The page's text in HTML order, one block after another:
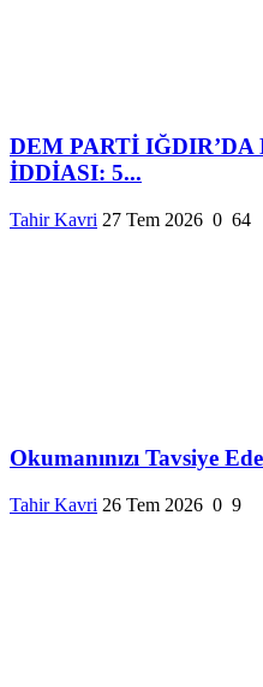
DEM PARTİ
İDDİASI: 5...
Tahir Kavri 27 Tem 2026 0 64
Okumanınızı Tavsiye
Tahir Kavri 26 Tem 2026 0 9